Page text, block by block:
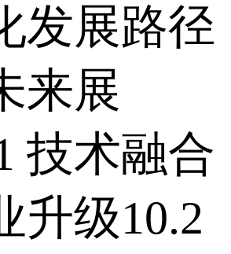
发展路径
来展
技术融合
升级 10.2